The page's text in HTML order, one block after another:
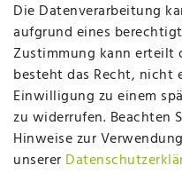
Die Datenverarbeitung
aufgrund eines
Zustimmung kann erteilt
besteht das Recht,
Einwilligung zu einem
zu widerrufen. Beachten
Hinweise zur
unserer